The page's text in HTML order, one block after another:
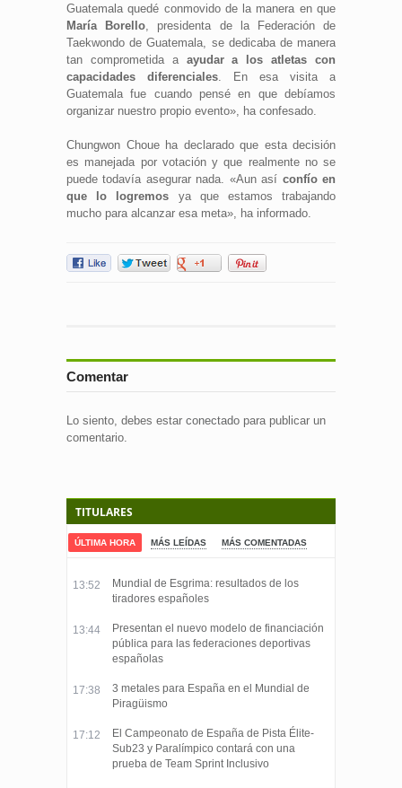
Guatemala quedé conmovido de la manera en que
María Borello, presidenta de la Federación de
Taekwondo de Guatemala, se dedicaba de manera
tan comprometida a ayudar a los atletas con
capacidades diferenciales. En esa visita a
Guatemala fue cuando pensé en que debíamos
organizar nuestro propio evento», ha confesado.
Chungwon Choue ha declarado que esta decisión
es manejada por votación y que realmente no se
puede todavía asegurar nada. «Aun así confío en
que lo logremos ya que estamos trabajando
mucho para alcanzar esa meta», ha informado.
Comentar
Lo siento, debes estar conectado para publicar un
comentario.
TITULARES
ÚLTIMA HORA MÁS LEÍDAS MÁS COMENTADAS
13:52
Mundial de Esgrima: resultados de los
tiradores españoles
13:44
Presentan el nuevo modelo de financiación
pública para las federaciones deportivas
españolas
17:38
3 metales para España en el Mundial de
Piragüismo
17:12
El Campeonato de España de Pista Élite-
Sub23 y Paralímpico contará con una
prueba de Team Sprint Inclusivo